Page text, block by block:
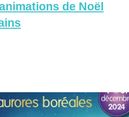
de Noël